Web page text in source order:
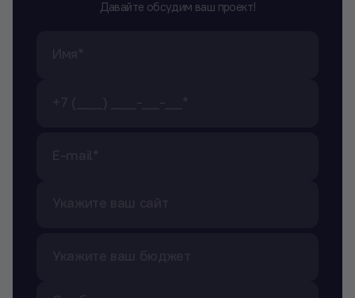
Давайте обсудим ваш проект!